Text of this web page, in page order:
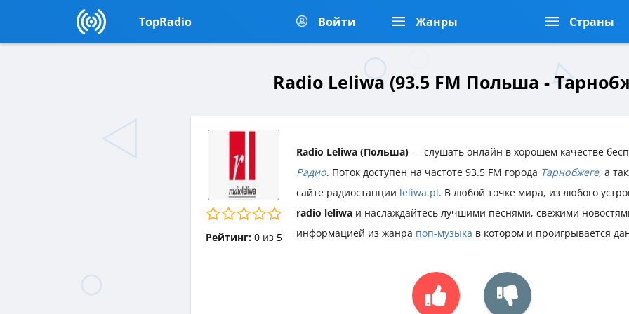
TopRadio Войти Жанры Страны
Radio Leliwa (93.5 FM Польша -
Рейтинг: 0из 5
Radio Leliwa (Польша) — слушать онлайн в хорошем качестве
Радио. Поток доступен на частоте 93.5 FM города Тарнобжеге, а
сайте радиостанции leliwa.pl. В любой точке мира, из любого
radio leliwa и наслаждайтесь лучшими песнями, свежими
информацией из жанра поп-музыка в котором и проигрывается